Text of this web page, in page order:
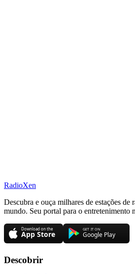
RadioXen
Descubra e ouça milhares de estações
mundo. Seu portal para o entretenimento
Descobrir